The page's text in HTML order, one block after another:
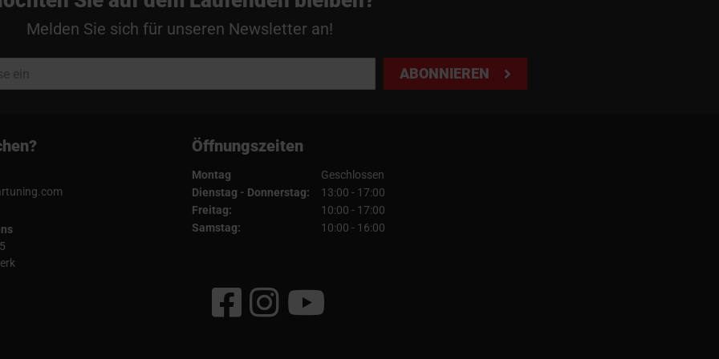
Melden Sie sich für unseren Newsletter an!
ABONNIEREN
Öffnungszeiten
Montag
Geschlossen
Dienstag - Donnerstag:
13:00 - 17:00
Freitag:
10:00 - 17:00
Samstag:
10:00 - 16:00